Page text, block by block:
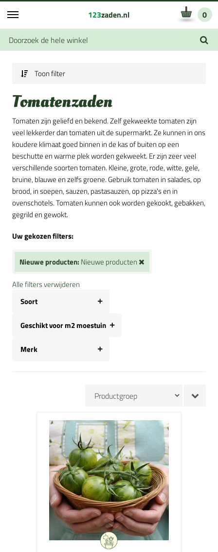
123zaden.nl 0
Toon filter
Tomatenzaden
Tomaten zijn geliefd en bekend. Zelf gekweekte tomaten zijn
veel lekkerder dan tomaten uit de supermarkt. Ze kunnen in ons
koudere klimaat goed binnen in de kas of buiten op een
beschutte en warme plek worden gekweekt. Er zijn zeer veel
verschillende soorten tomaten. Kleine, grote, rode, witte, gele,
bruine, blauwe en zelfs groene. Gebruik tomaten in salades, op
brood, in soepen, sauzen, pastasauzen, op pizza's en in
ovenschotels. Tomaten kunnen ook worden gekookt, gebakken,
gegrild en gewokt.
Uw gekozen filters:
Nieuwe producten: Nieuwe producten
Alle filters verwijderen
Soort
Geschikt voor m2 moestuin
Merk